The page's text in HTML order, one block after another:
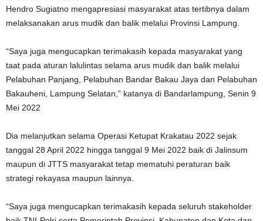
Hendro Sugiatno mengapresiasi masyarakat atas tertibnya dalam
melaksanakan arus mudik dan balik melalui Provinsi Lampung.
“Saya juga mengucapkan terimakasih kepada masyarakat yang
taat pada aturan lalulintas selama arus mudik dan balik melalui
Pelabuhan Panjang, Pelabuhan Bandar Bakau Jaya dan Pelabuhan
Bakauheni, Lampung Selatan,” katanya di Bandarlampung, Senin 9
Mei 2022
Dia melanjutkan selama Operasi Ketupat Krakatau 2022 sejak
tanggal 28 April 2022 hingga tanggal 9 Mei 2022 baik di Jalinsum
maupun di JTTS masyarakat tetap mematuhi peraturan baik
strategi rekayasa maupun lainnya.
“Saya juga mengucapkan terimakasih kepada seluruh stakeholder